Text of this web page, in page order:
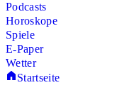
Podcasts
Horoskope
Spiele
E-Paper
Wetter
Startseite